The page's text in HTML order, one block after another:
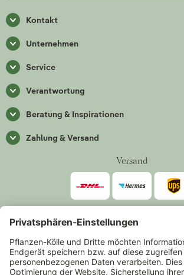
Kontakt
Unternehmen
Service
Verantwortung
Beratung & Inspirationen
Zahlung & Versand
Versand
Zahlarten